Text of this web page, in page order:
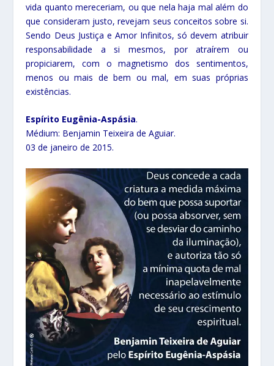
vida quanto mereceriam, ou que nela haja mal além do
que consideram justo, revejam seus conceitos sobre si.
Sendo Deus Justiça e Amor Infinitos, só devem atribuir
responsabilidade a si mesmos, por atraírem ou
propiciarem, com o magnetismo dos sentimentos,
menos ou mais de bem ou mal, em suas próprias
existências.
Espírito Eugênia-Aspásia.
Médium: Benjamin Teixeira de Aguiar.
03 de janeiro de 2015.